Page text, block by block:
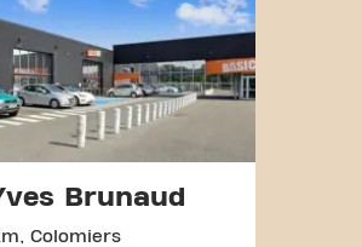
Brunaud
Colomiers